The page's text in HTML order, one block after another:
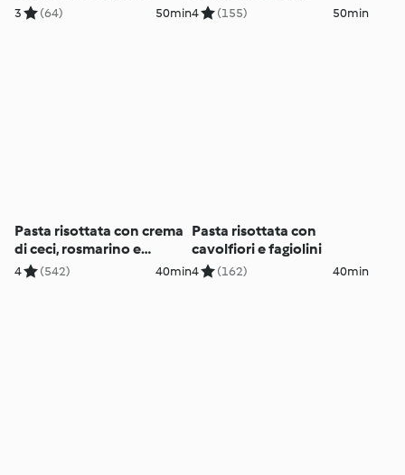
3 (64) 50min4 (155) 50min
Pasta risottata con crema
di ceci, rosmarino e
zafferano
4 (542) 40min
Pasta risottata con
cavolfiori e fagiolini
4 (162) 40min